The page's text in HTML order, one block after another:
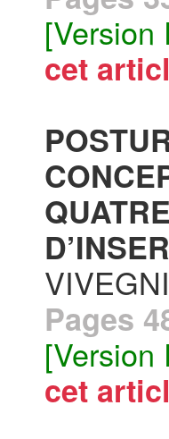
[Version
cet
Pages
[Version
cet